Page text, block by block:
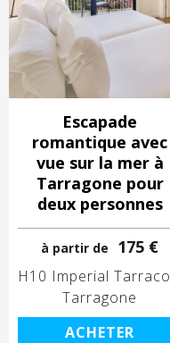
Escapade
romantique avec
vue sur la mer à
Tarragone pour
deux personnes
à partir de 175 €
H10 Imperial Tarraco
Tarragone
ACHETER